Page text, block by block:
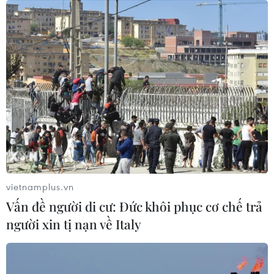
vietnamplus.vn
Vấn đề người di cư: Đức khôi phục cơ chế trả
người xin tị nạn về Italy